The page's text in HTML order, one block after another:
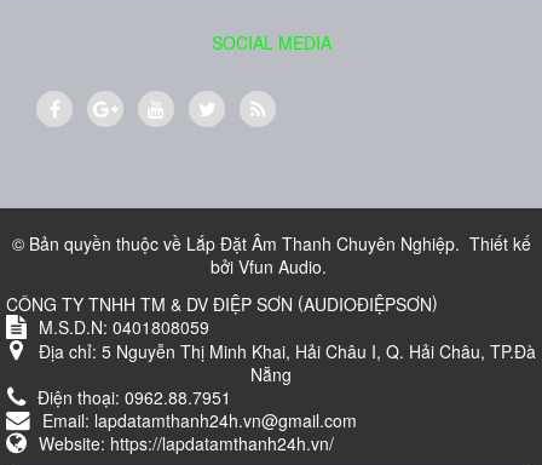
Loa Karaoke Nanomax JB-625
SOCIAL MEDIA
© Bản quyền thuộc về Lắp Đặt Âm Thanh Chuyên Nghiệp. Thiết kế
bởi Vfun Audio.
CÔNG TY TNHH TM & DV ĐIỆP SƠN (AUDIOĐIỆPSƠN)
M.S.D.N: 0401808059
Địa chỉ: 5 Nguyễn Thị Minh Khai, Hải Châu I, Q. Hải Châu, TP.Đà
Nẵng
Điện thoại: 0962.88.7951
Email: lapdatamthanh24h.vn@gmail.com
Website: https://lapdatamthanh24h.vn/